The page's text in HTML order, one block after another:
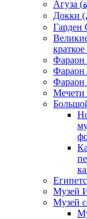
Фараон
Фараон
Фараон
Мечети
Музей
Музей